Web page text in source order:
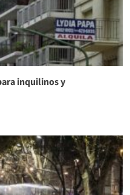
inquilinos y